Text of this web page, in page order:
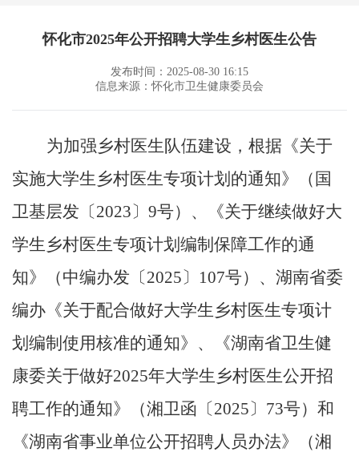
怀化市2025年公开招聘大学生乡村医生公告
发布时间：2025-08-30 16:15
信息来源：怀化市卫生健康委员会
为加强乡村医生队伍建设，根据《关于
实施大学生乡村医生专项计划的通知》（国
卫基层发〔2023〕9号）、《关于继续做好大
学生乡村医生专项计划编制保障工作的通
知》（中编办发〔2025〕107号）、湖南省委
编办《关于配合做好大学生乡村医生专项计
划编制使用核准的通知》、《湖南省卫生健
康委关于做好2025年大学生乡村医生公开招
聘工作的通知》（湘卫函〔2025〕73号）和
《湖南省事业单位公开招聘人员办法》（湘